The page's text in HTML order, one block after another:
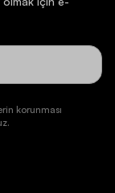
korunması